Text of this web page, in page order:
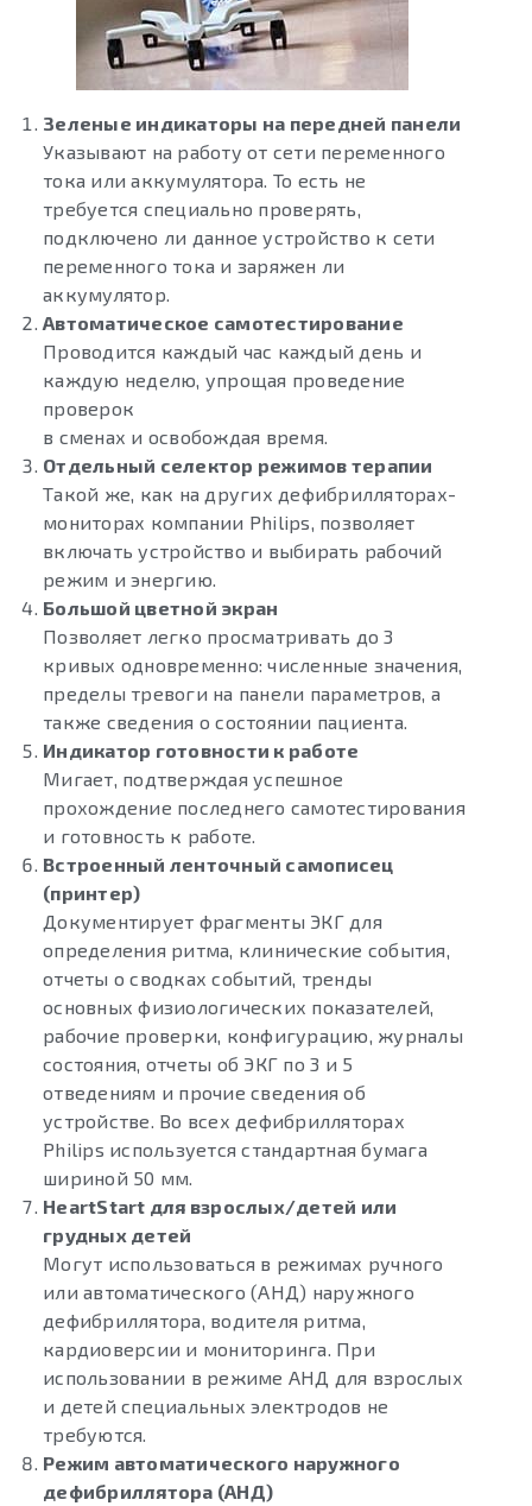
Зеленые индикаторы на передней панели
Указывают на работу от сети переменного
тока или аккумулятора. То есть не
требуется специально проверять,
подключено ли данное устройство к сети
переменного тока и заряжен ли
аккумулятор.
Автоматическое самотестирование
Проводится каждый час каждый день и
каждую неделю, упрощая проведение
проверок
в сменах и освобождая время.
Отдельный селектор режимов терапии
Такой же, как на других дефибрилляторах-
мониторах компании Philips, позволяет
включать устройство и выбирать рабочий
режим и энергию.
Большой цветной экран
Позволяет легко просматривать до 3
кривых одновременно: численные значения,
пределы тревоги на панели параметров, а
также сведения о состоянии пациента.
Индикатор готовности к работе
Мигает, подтверждая успешное
прохождение последнего самотестирования
и готовность к работе.
Встроенный ленточный самописец
(принтер)
Документирует фрагменты ЭКГ для
определения ритма, клинические события,
отчеты о сводках событий, тренды
основных физиологических показателей,
рабочие проверки, конфигурацию, журналы
состояния, отчеты об ЭКГ по 3 и 5
отведениям и прочие сведения об
устройстве. Во всех дефибрилляторах
Philips используется стандартная бумага
шириной 50 мм.
HeartStart для взрослых/детей или
грудных детей
Могут использоваться в режимах ручного
или автоматического (АНД) наружного
дефибриллятора, водителя ритма,
кардиоверсии и мониторинга. При
использовании в режиме АНД для взрослых
и детей специальных электродов не
требуются.
Режим автоматического наружного
дефибриллятора (АНД)